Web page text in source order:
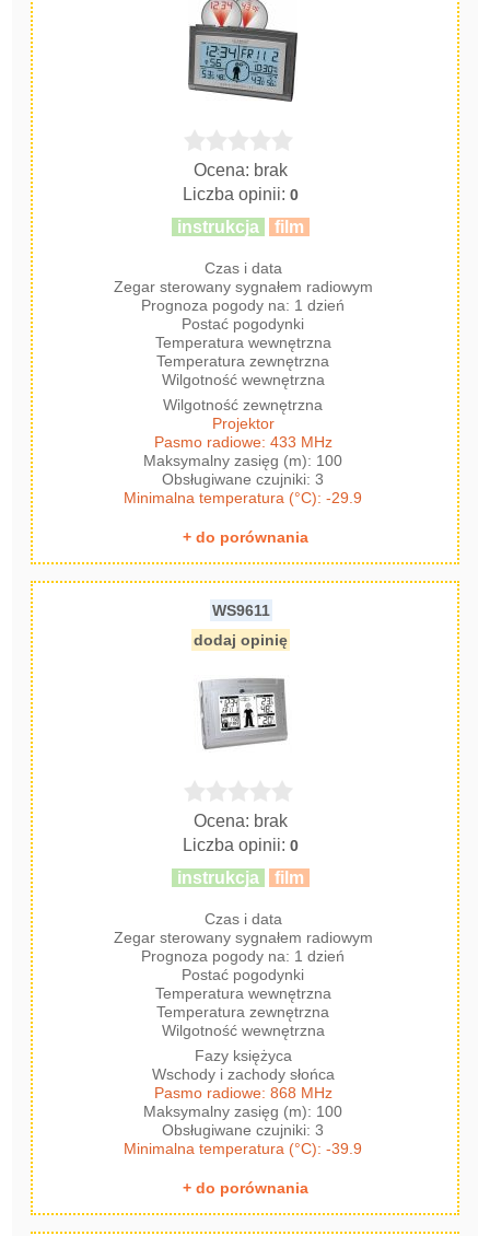
Ocena: brak
Liczba opinii:0
instrukcja film
Czas i data
Zegar sterowany sygnałem radiowym
Prognoza pogody na: 1 dzień
Postać pogodynki
Temperatura wewnętrzna
Temperatura zewnętrzna
Wilgotność wewnętrzna
Wilgotność zewnętrzna
Projektor
Pasmo radiowe: 433 MHz
Maksymalny zasięg (m): 100
Obsługiwane czujniki: 3
Minimalna temperatura (°C): -29.9
+ do porównania
WS9611
dodaj opinię
Ocena: brak
Liczba opinii:0
instrukcja film
Czas i data
Zegar sterowany sygnałem radiowym
Prognoza pogody na: 1 dzień
Postać pogodynki
Temperatura wewnętrzna
Temperatura zewnętrzna
Wilgotność wewnętrzna
Fazy księżyca
Wschody i zachody słońca
Pasmo radiowe: 868 MHz
Maksymalny zasięg (m): 100
Obsługiwane czujniki: 3
Minimalna temperatura (°C): -39.9
+ do porównania